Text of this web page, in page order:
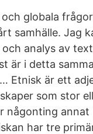
globala
samhälle. Jag
analys av
är i detta
Etnisk är ett
som stor
någonting
har tre